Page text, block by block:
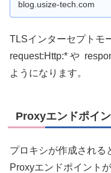
blog.usize-tech.com
TLSインターセプトモ
request:Http:* や
ようになります。
Proxyエンドポイ
プロキシが作成される
Proxyエンドポイント